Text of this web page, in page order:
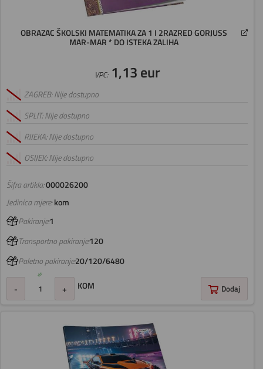
OBRAZAC ŠKOLSKI MATEMATIKA ZA 1 I 2RAZRED GORJUSS
MAR-MAR * DO ISTEKA ZALIHA
Šifra artikla:000026200
VPC:1,13 eur
ZAGREB: Nije dostupno
SPLIT: Nije dostupno
RIJEKA: Nije dostupno
OSIJEK: Nije dostupno
Jedinica mjere:kom
Pakiranje:1
Transportno pakiranje:120
Paletno pakiranje:20/120/6480
- + KOM Dodaj